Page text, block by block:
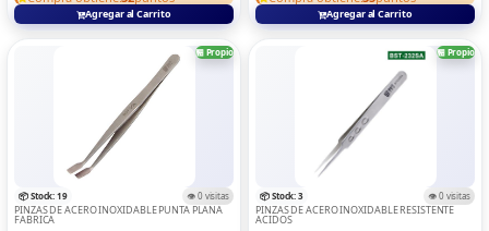
Agregar al Carrito Agregar al Carrito
🏪 Propio
📦 Stock: 19 👁️ 0 visitas
PINZAS DE ACERO INOXIDABLE PUNTA PLANA
FABRICA
🏪 Propio
📦 Stock: 3 👁️ 0 visitas
PINZAS DE ACERO INOXIDABLE RESISTENTE
ACIDOS